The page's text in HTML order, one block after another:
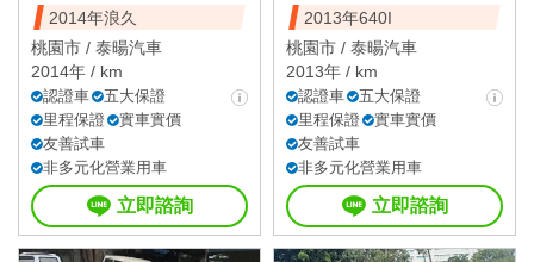
2014年浪久
桃園市 / 泰暘汽車
2014年 / km
認證車
五大保證
里程保證
實車實價
友善試車
非多元化營業用車
立即諮詢
2013年640I
桃園市 / 泰暘汽車
2013年 / km
認證車
五大保證
里程保證
實車實價
友善試車
非多元化營業用車
立即諮詢